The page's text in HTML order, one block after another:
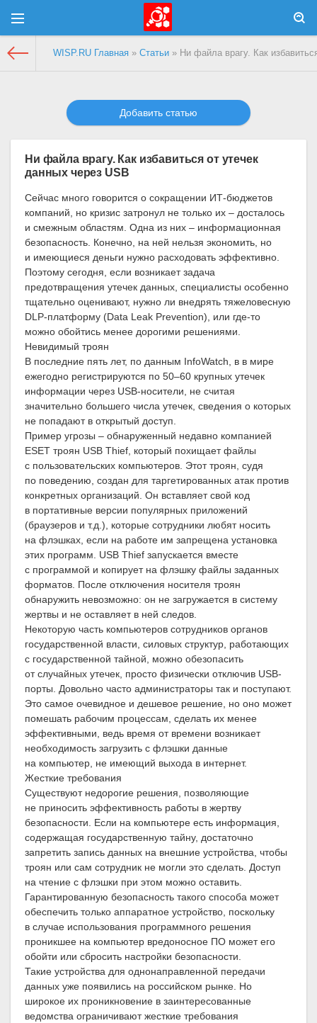
WISP.RU Главная » Статьи » Ни файла врагу. Как
Добавить статью
Ни файла врагу. Как избавиться от утечек
данных через USB
Сейчас много говорится о сокращении ИТ-бюджетов
компаний, но кризис затронул не только их – досталось
и смежным областям. Одна из них – информационная
безопасность. Конечно, на ней нельзя экономить, но
и имеющиеся деньги нужно расходовать эффективно.
Поэтому сегодня, если возникает задача
предотвращения утечек данных, специалисты особенно
тщательно оценивают, нужно ли внедрять тяжеловесную
DLP-платформу (Data Leak Prevention), или где-то
можно обойтись менее дорогими решениями.
Невидимый троян
В последние пять лет, по данным InfoWatch, в в мире
ежегодно регистрируются по 50–60 крупных утечек
информации через USB-носители, не считая
значительно большего числа утечек, сведения о которых
не попадают в открытый доступ.
Пример угрозы – обнаруженный недавно компанией
ESET троян USB Thief, который похищает файлы
с пользовательских компьютеров. Этот троян, судя
по поведению, создан для таргетированных атак против
конкретных организаций. Он вставляет свой код
в портативные версии популярных приложений
(браузеров и т.д.), которые сотрудники любят носить
на флэшках, если на работе им запрещена установка
этих программ. USB Thief запускается вместе
с программой и копирует на флэшку файлы заданных
форматов. После отключения носителя троян
обнаружить невозможно: он не загружается в систему
жертвы и не оставляет в ней следов.
Некоторую часть компьютеров сотрудников органов
государственной власти, силовых структур, работающих
с государственной тайной, можно обезопасить
от случайных утечек, просто физически отключив USB-
порты. Довольно часто администраторы так и поступают.
Это самое очевидное и дешевое решение, но оно может
помешать рабочим процессам, сделать их менее
эффективными, ведь время от времени возникает
необходимость загрузить с флэшки данные
на компьютер, не имеющий выхода в интернет.
Жесткие требования
Существуют недорогие решения, позволяющие
не приносить эффективность работы в жертву
безопасности. Если на компьютере есть информация,
содержащая государственную тайну, достаточно
запретить запись данных на внешние устройства, чтобы
троян или сам сотрудник не могли это сделать. Доступ
на чтение с флэшки при этом можно оставить.
Гарантированную безопасность такого способа может
обеспечить только аппаратное устройство, поскольку
в случае использования программного решения
проникшее на компьютер вредоносное ПО может его
обойти или сбросить настройки безопасности.
Такие устройства для однонаправленной передачи
данных уже появились на российском рынке. Но
широкое их проникновение в заинтересованные
ведомства ограничивают жесткие требования